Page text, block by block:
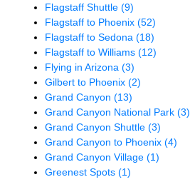
Flagstaff Shuttle(9)
Flagstaff to Phoenix(52)
Flagstaff to Sedona(18)
Flagstaff to Williams(12)
Flying in Arizona(3)
Gilbert to Phoenix(2)
Grand Canyon(13)
Grand Canyon National Park(3)
Grand Canyon Shuttle(3)
Grand Canyon to Phoenix(4)
Grand Canyon Village(1)
Greenest Spots(1)